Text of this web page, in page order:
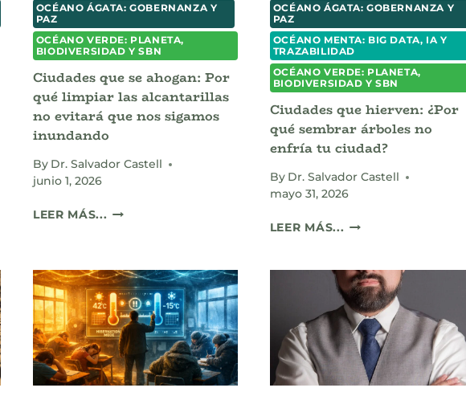
OCÉANO ÁGATA: GOBERNANZA Y
PAZ
OCÉANO VERDE: PLANETA,
BIODIVERSIDAD Y SBN
Ciudades que se ahogan: Por
qué limpiar las alcantarillas
no evitará que nos sigamos
inundando
By Dr. Salvador Castell
junio 1, 2026
LEER MÁS... CIUDADES
POR
QUÉ
LIMPIAR
LAS
ALCANTARILLAS
NO
EVITARÁ
OCÉANO ÁGATA: GOBERNANZA Y
PAZ
OCÉANO MENTA: BIG DATA, IA Y
TRAZABILIDAD
OCÉANO VERDE: PLANETA,
BIODIVERSIDAD Y SBN
Ciudades que hierven: ¿Por
qué sembrar árboles no
enfría tu ciudad?
By Dr. Salvador Castell
mayo 31, 2026
LEER MÁS... CIUDADES
¿POR
QUÉ
SEMBRAR
ÁRBOLES
NO
ENFRÍA